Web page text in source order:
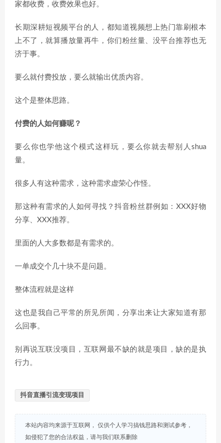
家都收费，收费效果也好。
长期深耕短视频平台的人，都知道视频想上热门靠刷根本
上不了，就算播放量再牛，你们粉丝量、没平台推荐也无
济于事。
要么就付费投放，要么就输出优质内容。
这个是整体思路。
付费的人如何赚呢？
要么你也学他这个模式这样玩，要么你就去帮别人shua
量。
很多人有这种需求，这种需求虚荣心作怪。
那这种有需求的人如何寻找？抖音粉丝群例如：XXX好物
分享、XXX推荐。
里面的人大多数都是有需求的。
一单成交个几十块不是问题。
整体流程就是这样
这也是我自己平常的所见所闻，分享出来让大家知道有那
么回事。
别再说互联没项目，互联网最不缺的就是项目，缺的是执
行力。
抖音直播引流变现项目
本站内容均来源于互联网， 仅供个人学习搞钱思路和测试参考，
如侵犯了您的合法权益，请与我们联系删除